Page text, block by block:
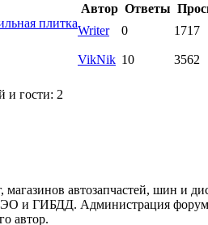
Автор Ответы
плитка
Writer 0 1717
VikNik 10 3562
и гости: 2
автозапчастей, шин и
ГИБДД. Администрация форума
автор.